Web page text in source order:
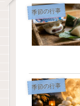
季節の行事
季節の行事